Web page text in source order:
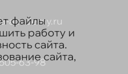
academy.ru
63-98
файлы
работу и
сайта.
сайта,